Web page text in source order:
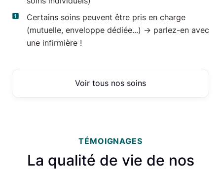
Certains soins peuvent être pris en charge
(mutuelle, enveloppe dédiée...) -> parlez-en avec
une infirmière !
Voir tous nos soins
TÉMOIGNAGES
La qualité de vie de nos